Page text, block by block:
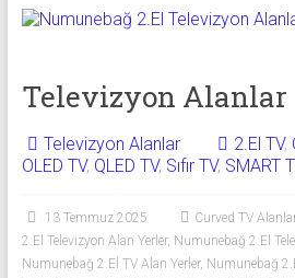
Televizyon
|
TV
Alanlar
İkinci
El
Televizyon Alanlar
Televizyon Alanlar 2.El TV,
OLED TV, QLED TV, Sıfır TV, SMART
13 Temmuz 2025 Curved TV
2.El Televizyon Alan Yerler, Numunebağ 2.El
Numunebağ 2.El TV Alan Yerler, Numunebağ